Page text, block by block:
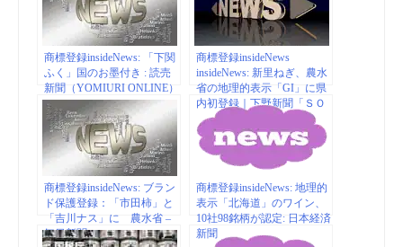
商標登録insideNews: 「下関
ふく」国のお墨付き : 読売
新聞（YOMIURI ONLINE）
商標登録insideNews
insideNews: 新里ねぎ、農水
省の地理的表示「GI」に県
内初登録｜下野新聞「ＳＯ
ＯＮ」
商標登録insideNews: ブラン
ド保護登録：「市田柿」と
「吉川ナス」に 農水省 –
毎日新聞
商標登録insideNews: 地理的
表示「北海道」のワイン、
10社98銘柄が認定: 日本経済
新聞